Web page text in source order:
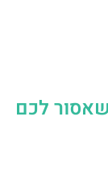
שאסור לכם